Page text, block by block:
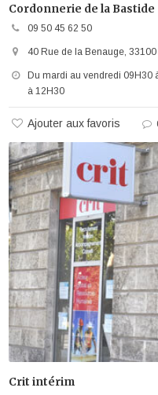
Cordonnerie de la Bastide
09 50 45 62 50
40 Rue de la Benauge,
Du mardi au vendredi 09H30
à 12H30
Ajouter aux favoris
Crit intérim